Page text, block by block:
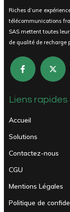
Riches d’une
télécommunications
SAS mettent toutes
de qualité de recharge
Liens rapides
Accueil
Solutions
Contactez-nous
CGU
Mentions Légales
Politique de